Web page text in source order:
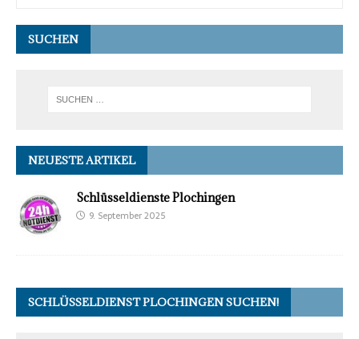
SUCHEN
NEUESTE ARTIKEL
Schlüsseldienste Plochingen
9. September 2025
SCHLÜSSELDIENST PLOCHINGEN SUCHEN!